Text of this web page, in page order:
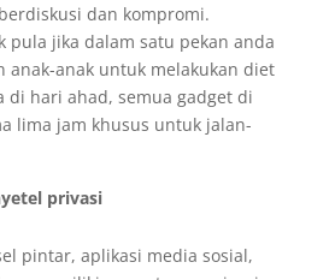
dan kompromi.
pula jika dalam satu pekan anda
anak-anak untuk melakukan diet
di hari ahad, semua gadget di
lima jam khusus untuk jalan-
privasi
pintar, aplikasi media sosial,